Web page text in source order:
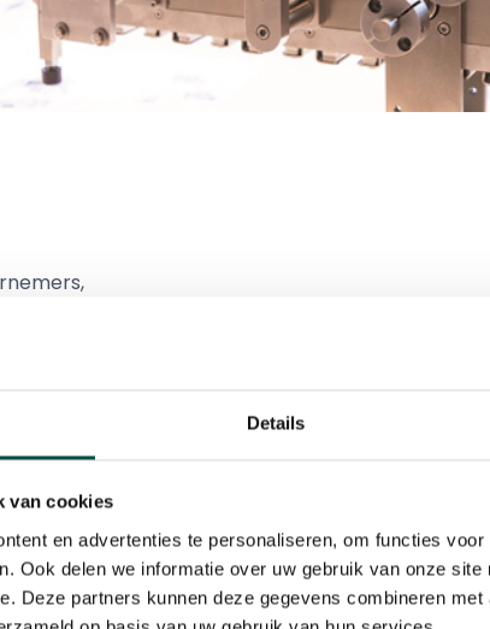
Details
van cookies
en advertenties te personaliseren, om functies
Ook delen we informatie over uw gebruik van onze
Deze partners kunnen deze gegevens combineren
tot nader order uitstellen.
Ondernemers Platform de komende weken
voor scholen, geïnspireerd door de
op scholen blijft inmiddels onverminderd